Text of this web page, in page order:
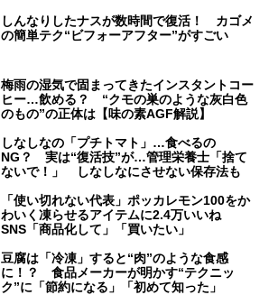
しんなりしたナスが数時間で復活！ カゴメ
の簡単テク“ビフォーアフター”がすごい
梅雨の湿気で固まってきたインスタントコー
ヒー…飲める？ “クモの巣のような灰白色
のもの”の正体は【味の素AGF解説】
しなしなの「プチトマト」…食べるの
NG？ 実は“復活技”が…管理栄養士「捨て
ないで！」 しなしなにさせない保存法も
「使い切れない代表」ポッカレモン100をか
わいく凍らせるアイテムに2.4万いいね
SNS「商品化して」「買いたい」
豆腐は「冷凍」すると“肉”のような食感
に！？ 食品メーカーが明かす“テクニッ
ク”に「節約になる」「初めて知った」